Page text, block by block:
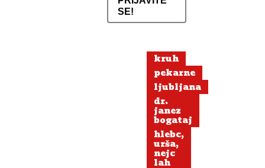
SE!
kruh
pekarne
ljubljana
dr.
janez
bogataj
hlebc,
urša,
nejc
lah